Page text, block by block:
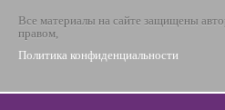
Все материалы на сайте защищены
правом,
Политика конфиденциальности